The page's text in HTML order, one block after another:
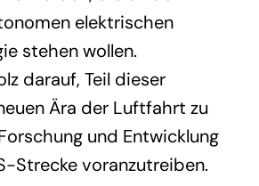
elektrischen
stehen wollen.
darauf, Teil dieser
Ära der Luftfahrt zu
und Entwicklung
Strecke voranzutreiben.